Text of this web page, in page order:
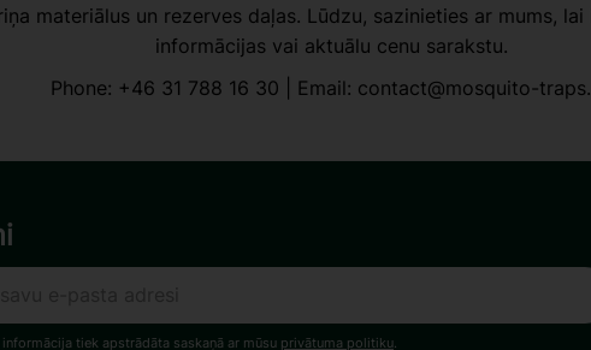
materiālus un rezerves daļas. Lūdzu, sazinieties ar mums,
informācijas vai aktuālu cenu sarakstu.
Phone: +46 31 788 16 30 | Email: contact@mosquito-
tiek apstrādāta saskaņā ar mūsu privātuma politiku.